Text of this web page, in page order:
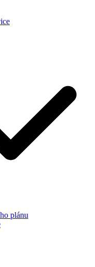
plánu